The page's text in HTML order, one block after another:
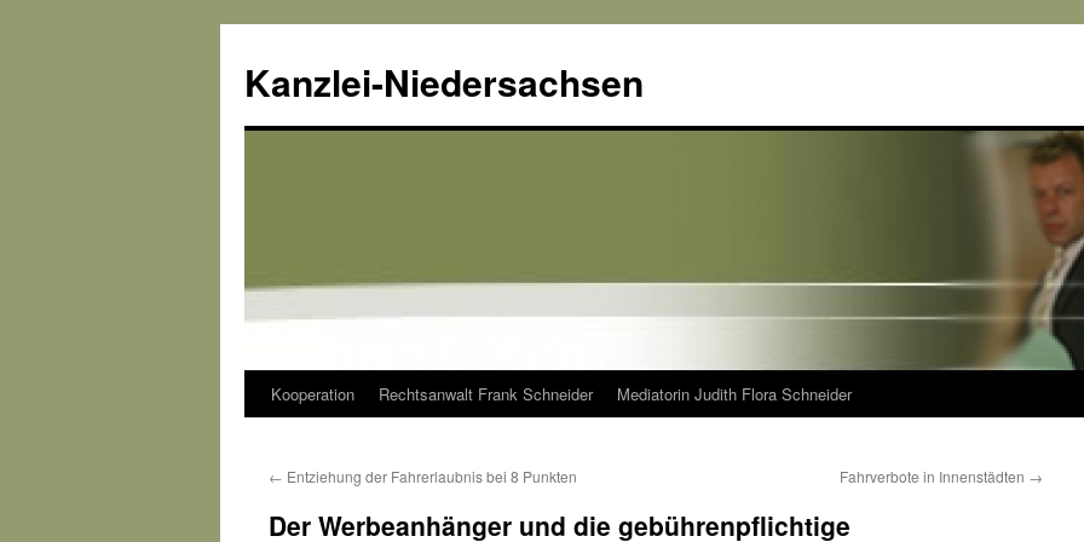
Kanzlei-Niedersachsen
Zum
springen
Kooperation Rechtsanwalt Frank Schneider Mediatorin Judith Flora Schneider
← Entziehung der Fahrerlaubnis bei 8 Punkten Fahrverbote in Innenstädten →
Der Werbeanhänger und die gebührenpflichtige